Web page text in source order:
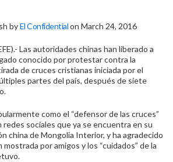
byEl Confidentialon March 24, 2016
Las autoridades chinas han liberado a
conocido por protestar contra la
de cruces cristianas iniciada por el
partes del país, después de siete
como el “defensor de las cruces”
redes sociales que ya se encuentra en su
china de Mongolia Interior, y ha agradecido
por amigos y los “cuidados” de la